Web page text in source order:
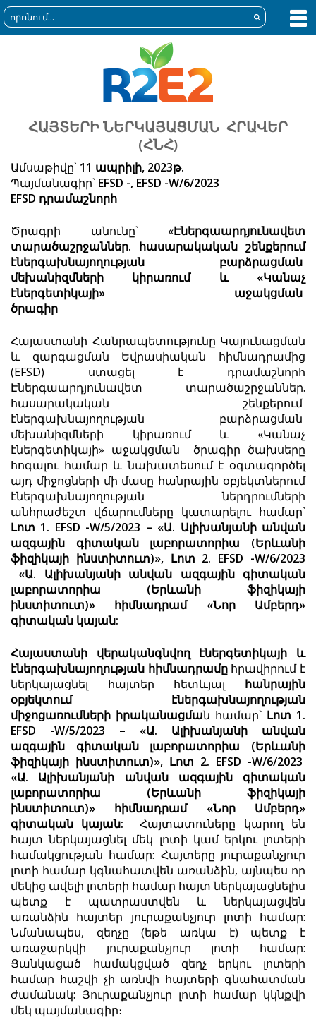
ՀԱՅՏԵՐԻ ՆԵՐԿԱՅԱՑՄԱՆ ՀՐԱՎԵՐ
(ՀՆՀ)
Ամսաթիվը` 11 ապրիլի, 2023թ.
Պայմանագիր` EFSD -, EFSD -W/6/2023
EFSD դրամաշնորհ
Ծրագրի անունը` «Էներգաարդյունավետ
տարածաշրջաններ. հասարակական շենքերում
էներգախնայողության բարձրացման
մեխանիզմների կիրառում և «Կանաչ
էներգետիկայի» աջակցման
ծրագիր
Հայաստանի Հանրապետությունը Կայունացման
և զարգացման Եվրասիական հիմնադրամից
(EFSD) ստացել է դրամաշնորհ
Էներգաարդյունավետ տարածաշրջաններ.
հասարակական շենքերում
էներգախնայողության բարձրացման
մեխանիզմների կիրառում և «Կանաչ
էներգետիկայի» աջակցման ծրագիր ծախսերը
հոգալու համար և նախատեսում է օգտագործել
այդ միջոցների մի մասը հանրային օբյեկտներում
էներգախնայողության ներդրումների
անհրաժեշտ վճարումները կատարելու համար`
Լոտ 1. EFSD -W/5/2023 – «Ա. Ալիխանյանի անվան
ազգային գիտական լաբորատորիա (Երևանի
ֆիզիկայի ինստիտուտ)», Լոտ 2. EFSD -W/6/2023
«Ա. Ալիխանյանի անվան ազգային գիտական
լաբորատորիա (Երևանի ֆիզիկայի
ինստիտուտ)» հիմնադրամ «Նոր Ամբերդ»
գիտական կայան:
Հայաստանի վերականգնվող էներգետիկայի և
էներգախնայողության հիմնադրամը հրավիրում է
ներկայացնել հայտեր հետևյալ հանրային
օբյեկտում էներգախնայողության
միջոցառումների իրականացման համար` Լոտ 1.
EFSD -W/5/2023 – «Ա. Ալիխանյանի անվան
ազգային գիտական լաբորատորիա (Երևանի
ֆիզիկայի ինստիտուտ)», Լոտ 2. EFSD -W/6/2023
«Ա. Ալիխանյանի անվան ազգային գիտական
լաբորատորիա (Երևանի ֆիզիկայի
ինստիտուտ)» հիմնադրամ «Նոր Ամբերդ»
գիտական կայան: Հայտատուները կարող են
հայտ ներկայացնել մեկ լոտի կամ երկու լոտերի
համակցության համար: Հայտերը յուրաքանչյուր
լոտի համար կգնահատվեն առանձին, այնպես որ
մեկից ավելի լոտերի համար հայտ ներկայացնելիս
պետք է պատրաստվեն և ներկայացվեն
առանձին հայտեր յուրաքանչյուր լոտի համար:
Նմանապես, զեղչը (եթե առկա է) պետք է
առաջարկվի յուրաքանչյուր լոտի համար:
Ցանկացած համակցված զեղչ երկու լոտերի
համար հաշվի չի առնվի հայտերի գնահատման
ժամանակ: Յուրաքանչյուր լոտի համար կկնքվի
մեկ պայմանագիր։